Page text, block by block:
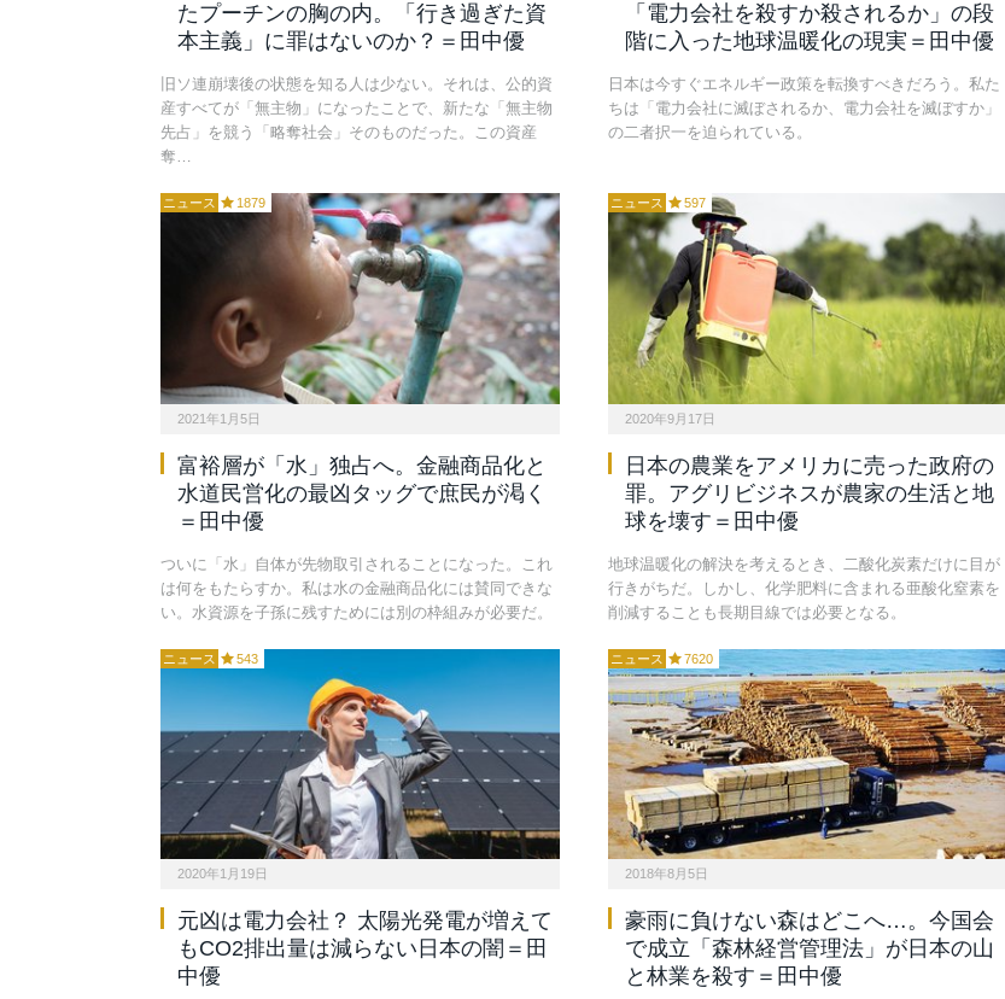
たプーチンの胸の内。「行き過ぎた資
本主義」に罪はないのか？＝田中優
旧ソ連崩壊後の状態を知る人は少ない。それは、公的資
産すべてが「無主物」になったことで、新たな「無主物
先占」を競う「略奪社会」そのものだった。この資産
奪…
「電力会社を殺すか殺されるか」の段
階に入った地球温暖化の現実＝田中優
日本は今すぐエネルギー政策を転換すべきだろう。私た
ちは「電力会社に滅ぼされるか、電力会社を滅ぼすか」
の二者択一を迫られている。
ニュース 1879
2021年1月5日
富裕層が「水」独占へ。金融商品化と
水道民営化の最凶タッグで庶民が渇く
＝田中優
ついに「水」自体が先物取引されることになった。これ
は何をもたらすか。私は水の金融商品化には賛同できな
い。水資源を子孫に残すためには別の枠組みが必要だ。
ニュース 597
2020年9月17日
日本の農業をアメリカに売った政府の
罪。アグリビジネスが農家の生活と地
球を壊す＝田中優
地球温暖化の解決を考えるとき、二酸化炭素だけに目が
行きがちだ。しかし、化学肥料に含まれる亜酸化窒素を
削減することも長期目線では必要となる。
ニュース 543
2020年1月19日
元凶は電力会社？ 太陽光発電が増えて
もCO2排出量は減らない日本の闇＝田
中優
ニュース 7620
2018年8月5日
豪雨に負けない森はどこへ…。今国会
で成立「森林経営管理法」が日本の山
と林業を殺す＝田中優